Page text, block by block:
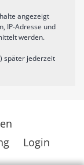
angezeigt
IP-Adresse und
werden.
später jederzeit
Login